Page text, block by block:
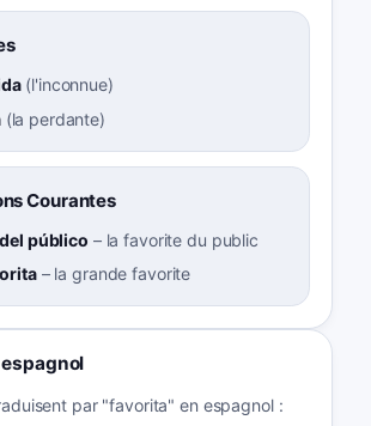
(l'inconnue)
(la perdante)
Courantes
público – la favorite du public
– la grande favorite
par "favorita" en espagnol :